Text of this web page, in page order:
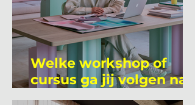
Welke workshop of
cursus ga jij volgen na
je vakantie?